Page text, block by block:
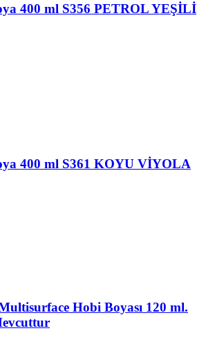
400 ml S356 PETROL YEŞİLİ
400 ml S361 KOYU VİYOLA
Hobi Boyası 120 ml.